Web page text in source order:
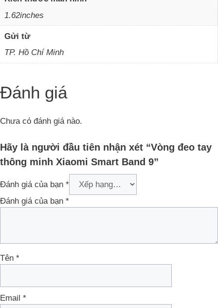
1.62inches
Gửi từ
TP. Hồ Chí Minh
Đánh giá
Chưa có đánh giá nào.
Hãy là người đầu tiên nhận xét “Vòng đeo tay
thông minh Xiaomi Smart Band 9”
Đánh giá của bạn *
Đánh giá của bạn *
Tên *
Email *